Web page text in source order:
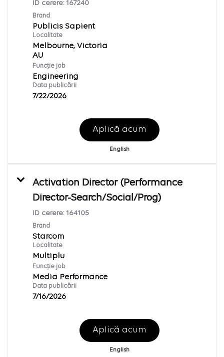
ID cerere: 167240
Brand
Publicis Sapient
Localitate
Melbourne, Victoria
Funcție job
Engineering
Data publicării
7/22/2026
Aplică acum
English
Activation Director (Performance
Director-Search/Social/Prog)
ID cerere: 164105
Brand
Starcom
Localitate
Multiplu
Funcție job
Media Performance
Data publicării
7/16/2026
Aplică acum
English